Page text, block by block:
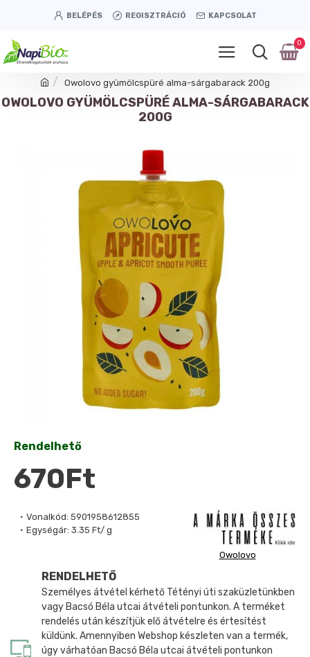
BELÉPÉS REGISZTRÁCIÓ KAPCSOLAT
0
Owolovo gyümölcspüré alma-sárgabarack 200g
OWOLOVO GYÜMÖLCSPÜRÉ ALMA-SÁRGABARACK
200G
Vonalkód: 5901958612855
Egységár: 3.35 Ft/ g
Owolovo
Rendelhető
670Ft
RENDELHETŐ
Személyes átvétel kérhető Tétényi úti szaküzletünkben
vagy Bacsó Béla utcai átvételi pontunkon. A terméket
rendelés után készítjük elő átvételre és értesítést
küldünk. Amennyiben Webshop készleten van a termék,
úgy várhatóan Bacsó Béla utcai átvételi pontunkon